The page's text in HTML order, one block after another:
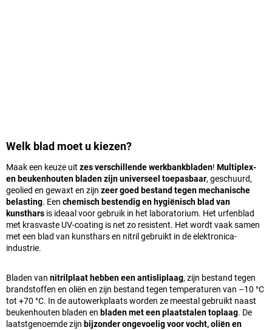
Welk blad moet u kiezen?
Maak een keuze uit zes verschillende werkbankbladen! Multiplex-
en beukenhouten bladen zijn universeel toepasbaar, geschuurd,
geolied en gewaxt en zijn zeer goed bestand tegen mechanische
belasting. Een chemisch bestendig en hygiënisch blad van
kunsthars is ideaal voor gebruik in het laboratorium. Het urfenblad
met krasvaste UV-coating is net zo resistent. Het wordt vaak samen
met een blad van kunsthars en nitril gebruikt in de elektronica-
industrie.
Bladen van nitrilplaat hebben een antisliplaag, zijn bestand tegen
brandstoffen en oliën en zijn bestand tegen temperaturen van –10 °C
tot +70 °C. In de autowerkplaats worden ze meestal gebruikt naast
beukenhouten bladen en bladen met een plaatstalen toplaag. De
laatstgenoemde zijn bijzonder ongevoelig voor vocht, oliën en